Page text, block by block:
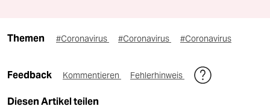
Themen #Coronavirus #Coronavirus #Coronavirus
Feedback Kommentieren Fehlerhinweis
Diesen Artikel teilen